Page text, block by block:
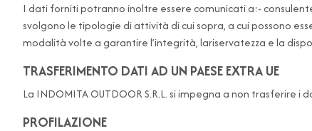
I dati forniti potranno inoltre essere comunicati a:-
svolgono le tipologie di attività di cui sopra, a cui possono
modalità volte a garantire l’integrità, lariservatezza e la
TRASFERIMENTO DATI AD UN PAESE EXTRA UE
La INDOMITA OUTDOOR S.R.L. si impegna a non trasferire
PROFILAZIONE